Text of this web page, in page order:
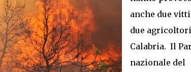
anche due
due
Calabria. Il
nazionale del